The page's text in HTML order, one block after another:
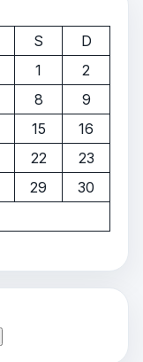
S
D
1
2
8
9
15
16
22
23
29
30